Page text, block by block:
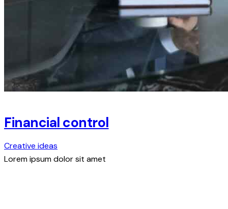
Financial control
Creative ideas
Lorem ipsum dolor sit amet